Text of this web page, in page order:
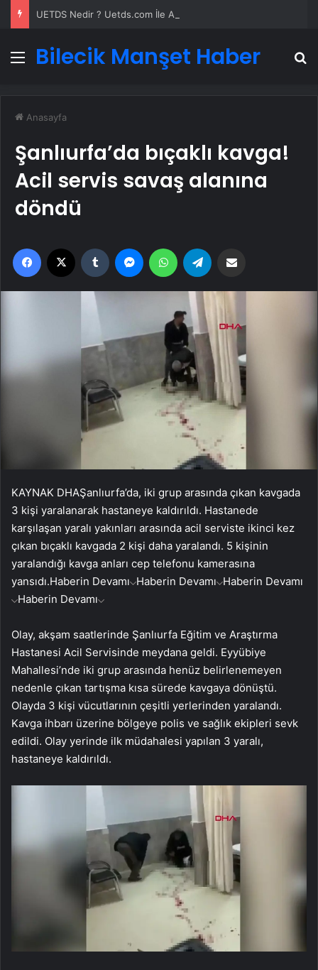
Menü
Bilecik Manşet Haber
Anasayfa
Şanlıurfa’da bıçaklı kavga!
Acil servis savaş alanına
döndü
Facebook Tumblr MessengerWhatsApp
KAYNAK DHAŞanlıurfa’da, iki grup arasında çıkan kavgada
3 kişi yaralanarak hastaneye kaldırıldı. Hastanede
karşılaşan yaralı yakınları arasında acil serviste ikinci kez
çıkan bıçaklı kavgada 2 kişi daha yaralandı. 5 kişinin
yaralandığı kavga anları cep telefonu kamerasına
yansıdı.Haberin Devamı Haberin Devamı Haberin Devamı
Haberin Devamı
Olay, akşam saatlerinde Şanlıurfa Eğitim ve Araştırma
Hastanesi Acil Servisinde meydana geldi. Eyyübiye
Mahallesi’nde iki grup arasında henüz belirlenemeyen
nedenle çıkan tartışma kısa sürede kavgaya dönüştü.
Olayda 3 kişi vücutlarının çeşitli yerlerinden yaralandı.
Kavga ihbarı üzerine bölgeye polis ve sağlık ekipleri sevk
edildi. Olay yerinde ilk müdahalesi yapılan 3 yaralı,
hastaneye kaldırıldı.